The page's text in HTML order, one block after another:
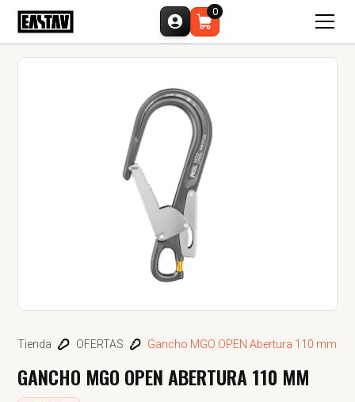
0
Tienda OFERTAS Gancho MGO OPEN Abertura 110 mm
GANCHO MGO OPEN ABERTURA 110 MM